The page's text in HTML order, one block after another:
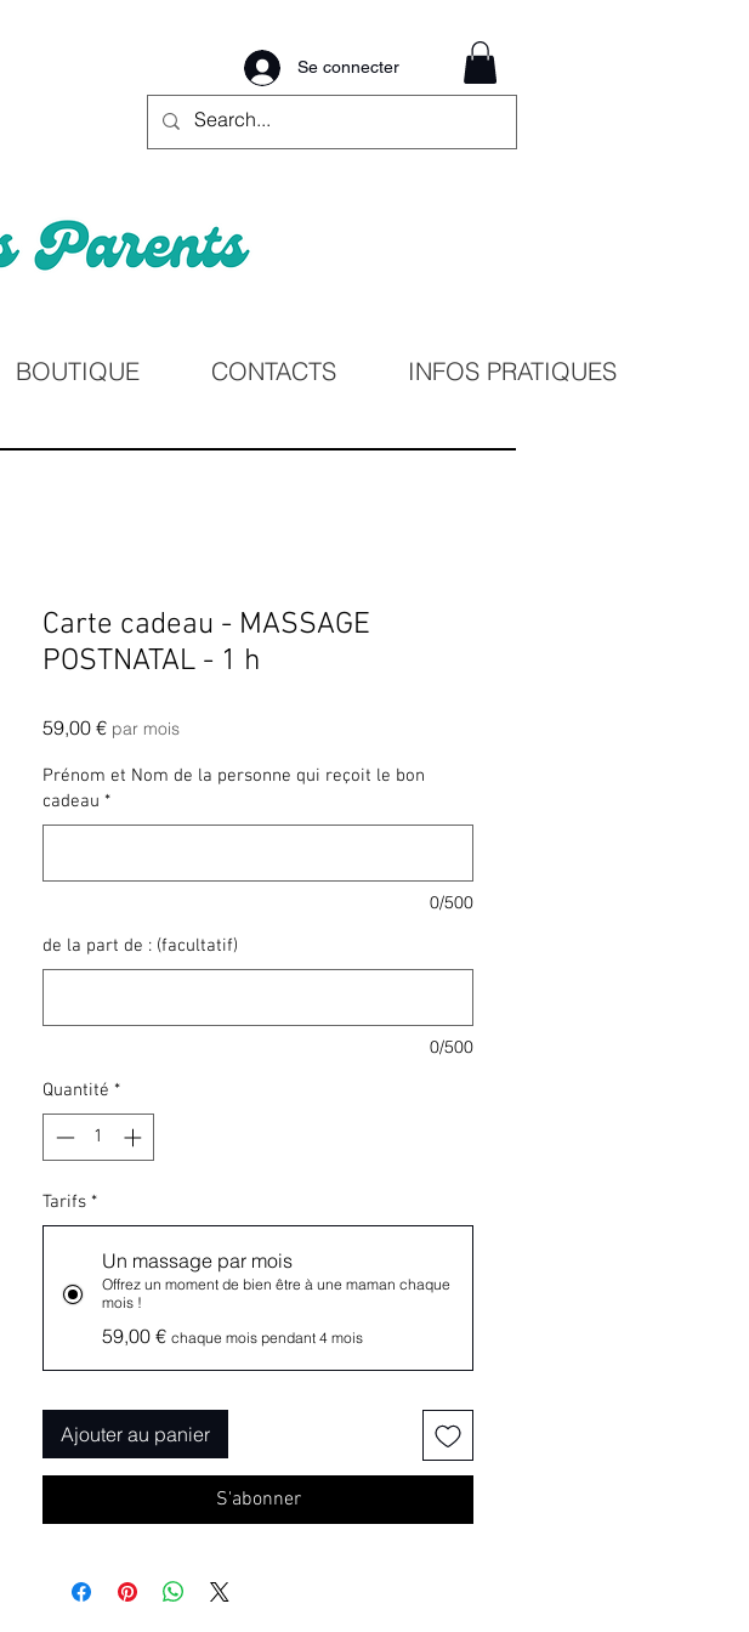
Se connecter
BOUTIQUE CONTACTS INFOS PRATIQUES
Carte cadeau - MASSAGE
POSTNATAL - 1 h
59,00 €Prix
par mois
Prénom et Nom de la personne qui reçoit le bon
cadeau *
0/500
de la part de : (facultatif)
0/500
Quantité *
Tarifs *
Un massage par mois
Offrez un moment de bien être à une maman chaque
mois !
59,00 € chaque mois pendant 4 mois
Ajouter au panier
S'abonner